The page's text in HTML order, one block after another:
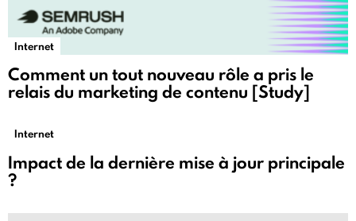
Internet
Comment un tout nouveau rôle a pris le
relais du marketing de contenu [Study]
Internet
Impact de la dernière mise à jour principale
?